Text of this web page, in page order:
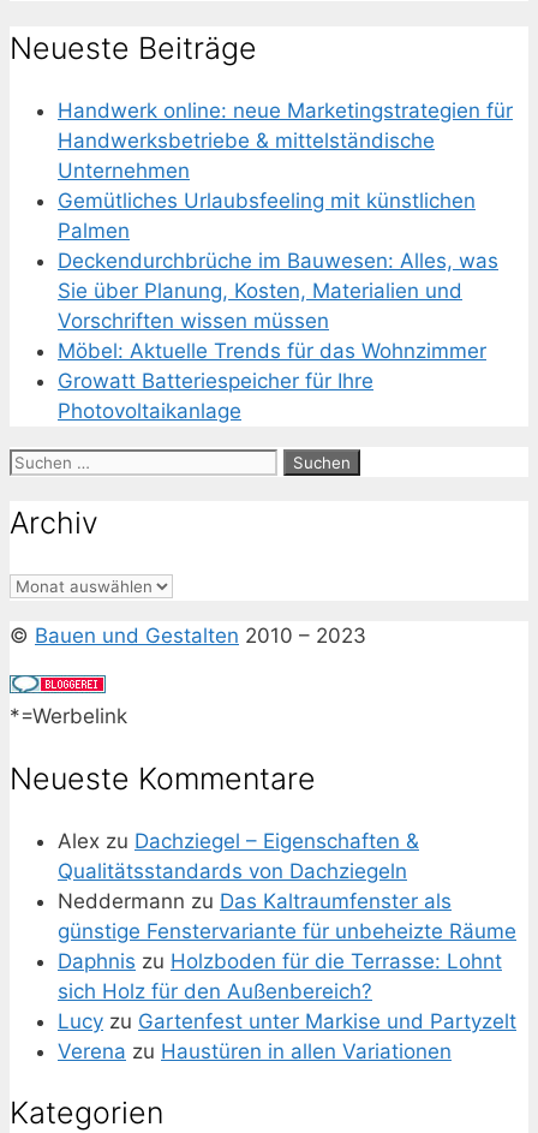
Neueste Beiträge
Handwerk online: neue Marketingstrategien für
Handwerksbetriebe & mittelständische
Unternehmen
Gemütliches Urlaubsfeeling mit künstlichen
Palmen
Deckendurchbrüche im Bauwesen: Alles, was
Sie über Planung, Kosten, Materialien und
Vorschriften wissen müssen
Möbel: Aktuelle Trends für das Wohnzimmer
Growatt Batteriespeicher für Ihre
Photovoltaikanlage
Suchen
Archiv
Archiv
© Bauen und Gestalten 2010 – 2023
*=Werbelink
Neueste Kommentare
Alex zu Dachziegel – Eigenschaften &
Qualitätsstandards von Dachziegeln
Neddermann zu Das Kaltraumfenster als
günstige Fenstervariante für unbeheizte Räume
Daphnis zu Holzboden für die Terrasse: Lohnt
sich Holz für den Außenbereich?
Lucy zu Gartenfest unter Markise und Partyzelt
Verena zu Haustüren in allen Variationen
Kategorien